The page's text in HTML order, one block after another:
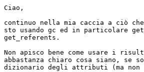
Ciao,
continuo nella mia caccia a ciò
sto usando gc ed in particolare
get_referents.
Non apisco bene come usare i
abbastanza chiaro cosa siano, se
dizionario degli attributi (ma non